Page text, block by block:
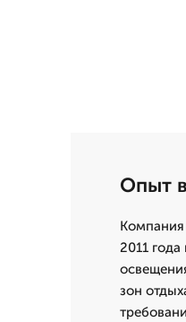
Опыт
Компания
2011 года
зон